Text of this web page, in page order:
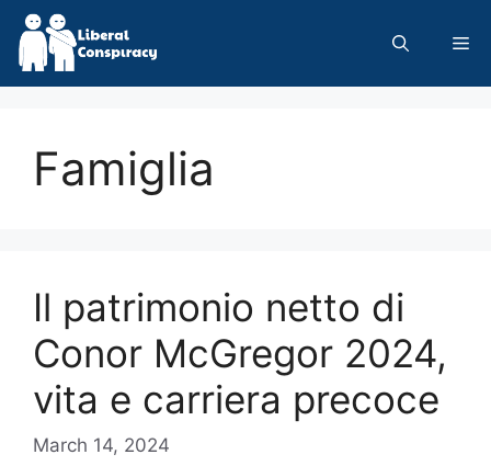
Skip
content
Famiglia
Il patrimonio netto di
Conor McGregor 2024,
vita e carriera precoce
March 14, 2024